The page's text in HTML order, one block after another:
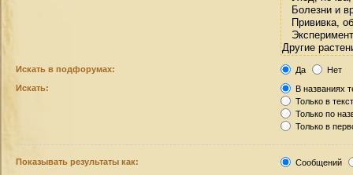
Искать в подфорумах: Да
Нет
Искать:
В названиях
Только в
Только по
Только в
Показывать результаты как:
Сообщений